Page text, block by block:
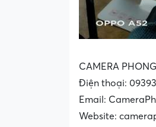
CAMERA
Điện thoại:
Email:
Website: